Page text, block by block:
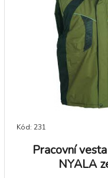
Kód: 231
Pracovní
NYALA